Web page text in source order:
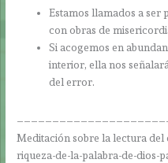
Estamos llamados a ser
con obras de
Si acogemos en
interior, ella nos
del error.
Meditación sobre la lectura
riqueza-de-la-palabra-de-dios-